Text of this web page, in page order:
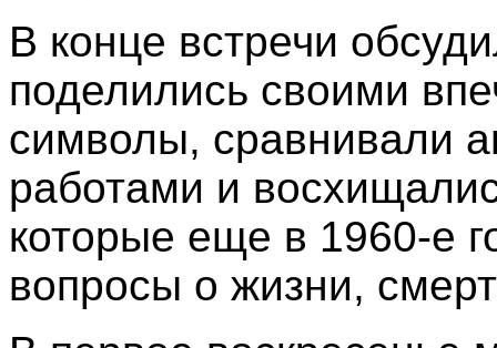
В конце встречи
поделились своими
символы, сравнивали
работами и
которые еще в 1960-е
вопросы о жизни,